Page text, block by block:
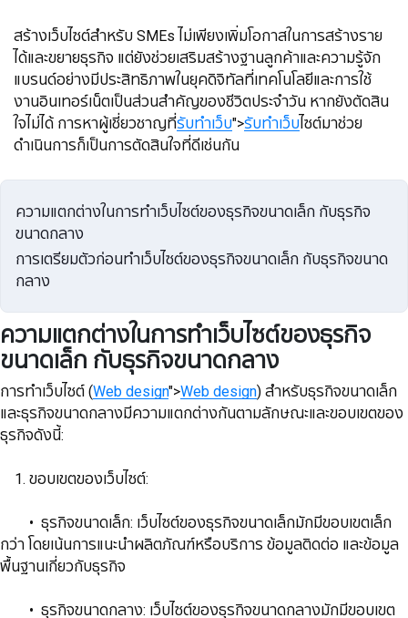
​​​​​​​สร้างเว็บไซต์สำหรับ SMEs ไม่เพียงเพิ่มโอกาสในการสร้างราย
ได้และขยายธุรกิจ แต่ยังช่วยเสริมสร้างฐานลูกค้าและความรู้จัก
แบรนด์อย่างมีประสิทธิภาพในยุคดิจิทัลที่เทคโนโลยีและการใช้
งานอินเทอร์เน็ตเป็นส่วนสำคัญของชีวิตประจำวัน หากยังตัดสิน
ใจไม่ได้ การหาผู้เชี่ยวชาญที่รับทำเว็บ">รับทำเว็บ ไซต์มาช่วย
ดำเนินการก็เป็นการตัดสินใจที่ดีเช่นกัน
ความแตกต่างในการทำเว็บไซต์ของธุรกิจขนาดเล็ก กับธุรกิจ
ขนาดกลาง
การเตรียมตัวก่อนทำเว็บไซต์ของธุรกิจขนาดเล็ก กับธุรกิจขนาด
กลาง
ความแตกต่างในการทำเว็บไซต์ของธุรกิจ
ขนาดเล็ก กับธุรกิจขนาดกลาง
การทำเว็บไซต์ (Web design">Web design) สำหรับธุรกิจขนาดเล็ก
และธุรกิจขนาดกลางมีความแตกต่างกันตามลักษณะและขอบเขตของ
ธุรกิจดังนี้:
​​​​​​​ 1. ขอบเขตของเว็บไซต์:
​​​​​​​ • ​​​​​​​ธุรกิจขนาดเล็ก: เว็บไซต์ของธุรกิจขนาดเล็กมักมีขอบเขตเล็ก
กว่า โดยเน้นการแนะนำผลิตภัณฑ์หรือบริการ ข้อมูลติดต่อ และข้อมูล
พื้นฐานเกี่ยวกับธุรกิจ
​​​​​​​​​​​​​​ • ธุรกิจขนาดกลาง: เว็บไซต์ของธุรกิจขนาดกลางมักมีขอบเขต